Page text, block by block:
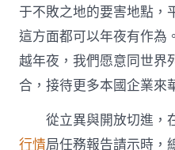
于不敗之地的要害地點，
這方面都可以年夜有作為
越年夜，我們愿意同世界
合，接待更多本國企業來
從立異與開放切進，
行情局任務報告請示時，